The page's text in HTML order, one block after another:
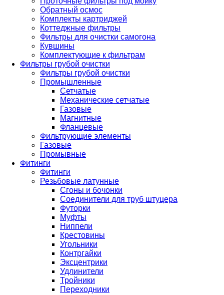
Обратный осмос
Комплекты картриджей
Коттеджные фильтры
Фильтры для очистки самогона
Кувшины
Комплектующие к фильтрам
Фильтры грубой очистки
Фильтры грубой очистки
Промышленные
Сетчатые
Механические сетчатые
Газовые
Магнитные
Фланцевые
Фильтрующие элементы
Газовые
Промывные
Фитинги
Фитинги
Резьбовые латунные
Сгоны и бочонки
Соединители для труб штуцера
Футорки
Муфты
Ниппели
Крестовины
Угольники
Контргайки
Эксцентрики
Удлинители
Тройники
Переходники